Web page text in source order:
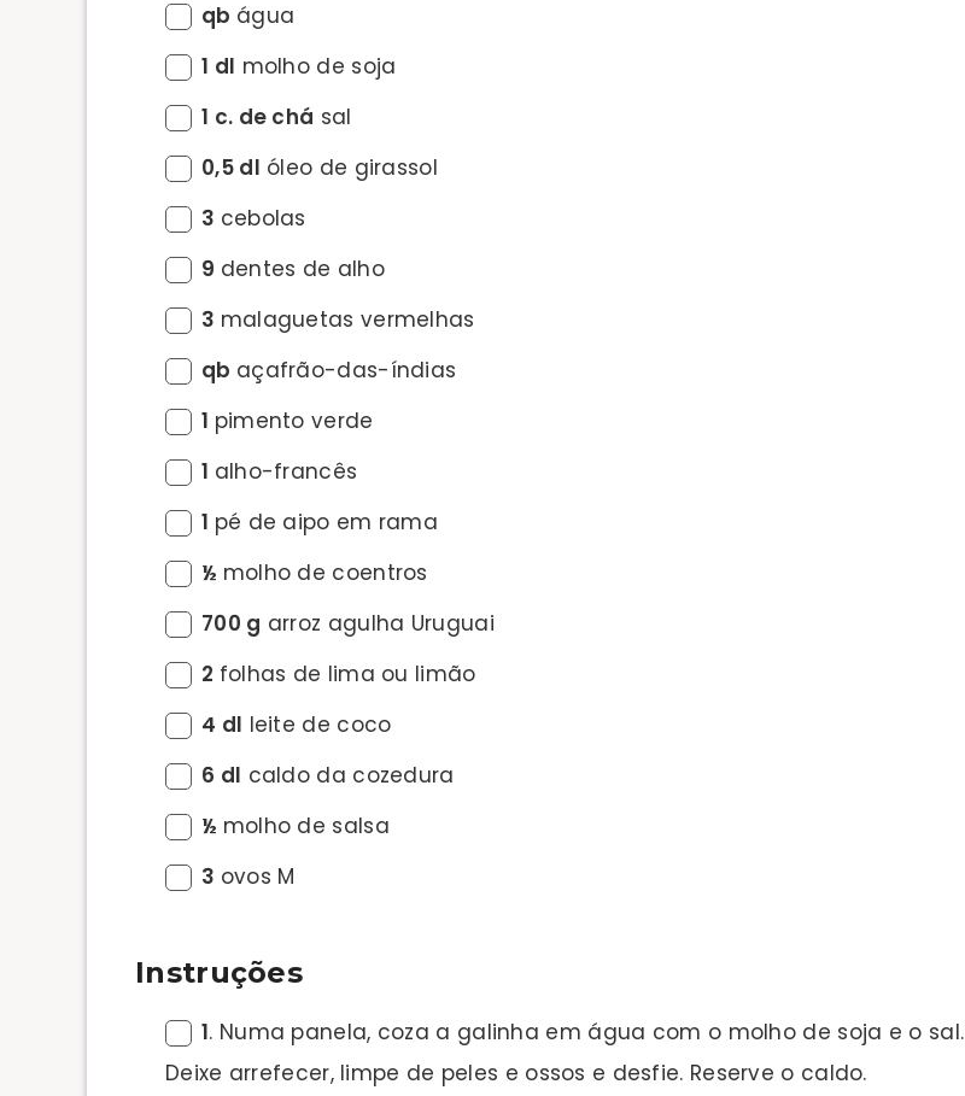
qb água
1 dl molho de soja
1 c. de chá sal
0,5 dl óleo de girassol
3 cebolas
9 dentes de alho
3 malaguetas vermelhas
qb açafrão-das-índias
1 pimento verde
1 alho-francês
1 pé de aipo em rama
½ molho de coentros
700 g arroz agulha Uruguai
2 folhas de lima ou limão
4 dl leite de coco
6 dl caldo da cozedura
½ molho de salsa
3 ovos M
Instruções
1. Numa panela, coza a galinha em água com o molho de soja e o sal.
Deixe arrefecer, limpe de peles e ossos e desfie. Reserve o caldo.